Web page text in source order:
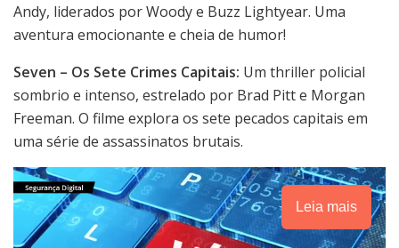
Andy, liderados por Woody e Buzz Lightyear. Uma
aventura emocionante e cheia de humor!
Seven – Os Sete Crimes Capitais: Um thriller policial
sombrio e intenso, estrelado por Brad Pitt e Morgan
Freeman. O filme explora os sete pecados capitais em
uma série de assassinatos brutais.
Leia mais